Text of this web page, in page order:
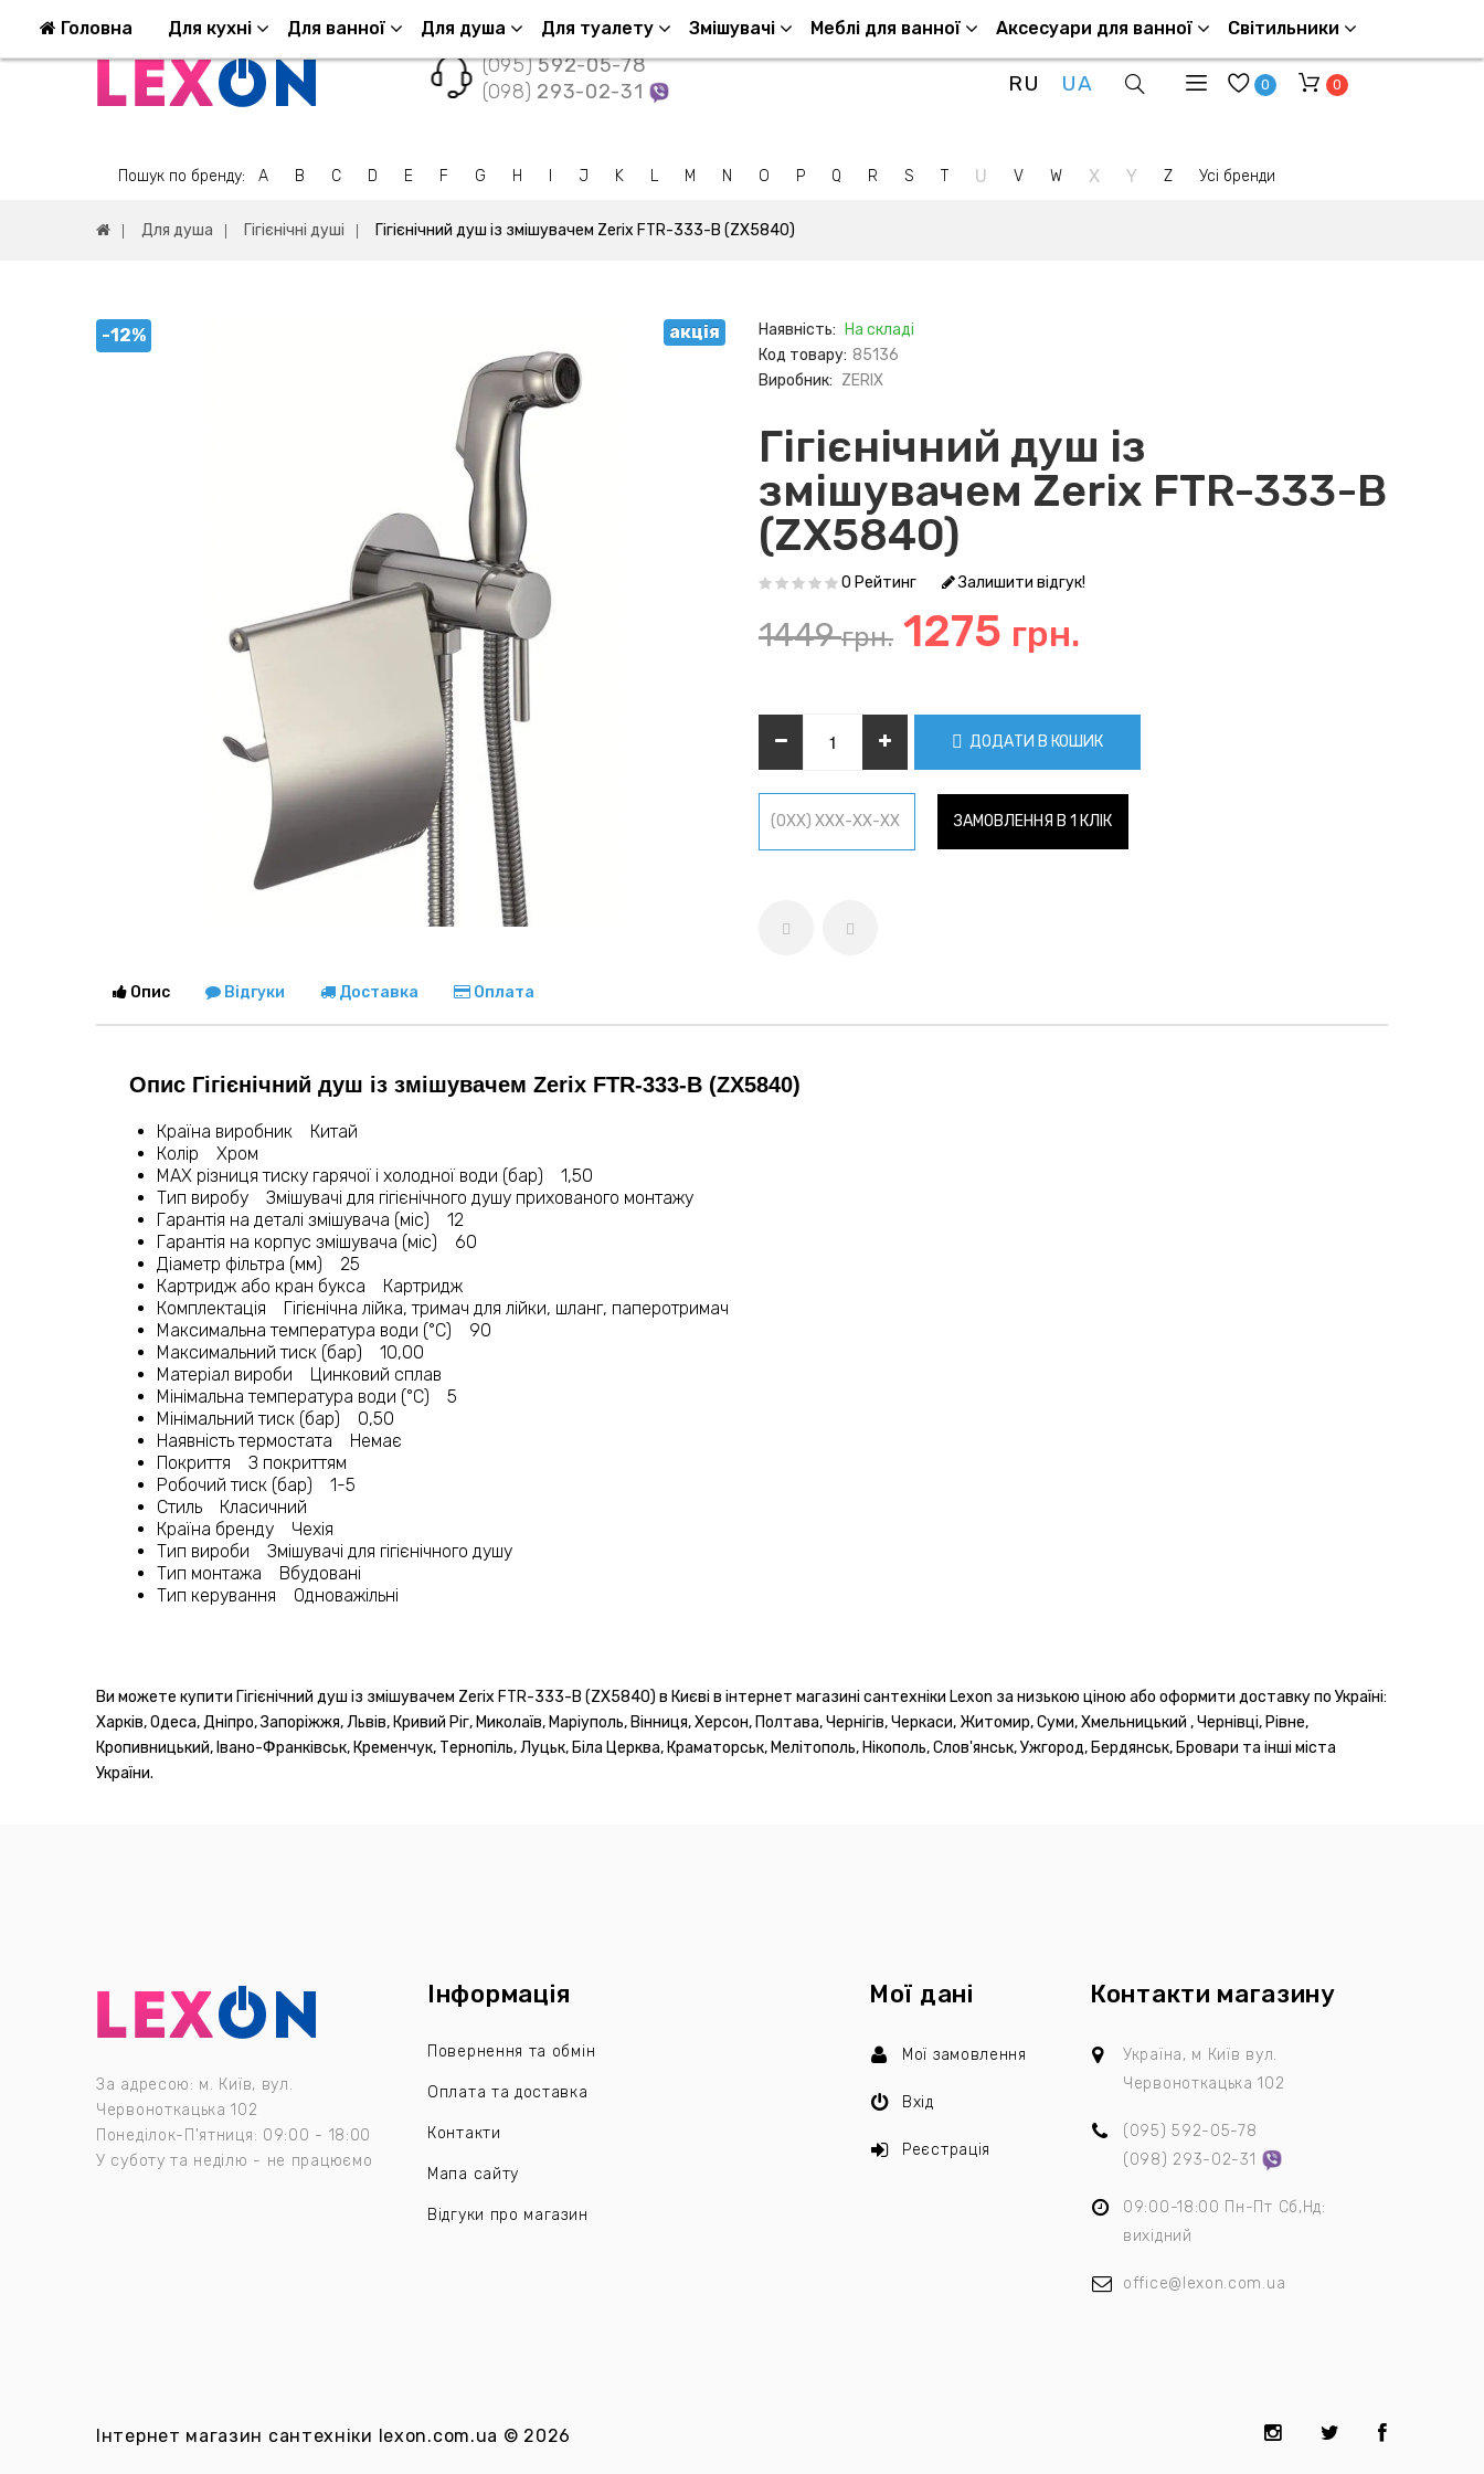
(095)592-05-78
(098) 293-02-31 RU UA 0 0
Головна Для кухні Для ванної Для душа Для туалету Змішувачі Меблі для ванної Аксесуари для ванної Світильники
Пошук по бренду: A B C D E F G H J K L M N O P Q R S T U V W X Y Z Усі бренди
Для душа Гігієнічні душі Гігієнічний душ із змішувачем Zerix FTR-333-B (ZX5840)
-12% акція Наявність:
На складі
Код товару: 85136
Виробник: ZERIX
Гігієнічний душ із
змішувачем Zerix FTR-333-B
(ZX5840)
0 Рейтинг Залишити відгук!
1449грн. 1275 грн.
ДОДАТИ В КОШИК
ЗАМОВЛЕННЯ В 1 КЛІК
Опис Відгуки Доставка Оплата
Опис Гігієнічний душ із змішувачем Zerix FTR-333-B (ZX5840)
Країна виробник Китай
Колір Хром
MAX різниця тиску гарячої і холодної води (бар) 1,50
Тип виробу Змішувачі для гігієнічного душу прихованого монтажу
Гарантія на деталі змішувача (міс) 12
Гарантія на корпус змішувача (міс) 60
Діаметр фільтра (мм) 25
Картридж або кран букса Картридж
Комплектація Гігієнічна лійка, тримач для лійки, шланг, паперотримач
Максимальна температура води (°C) 90
Максимальний тиск (бар) 10,00
Матеріал вироби Цинковий сплав
Мінімальна температура води (°C) 5
Мінімальний тиск (бар) 0,50
Наявність термостата Немає
Покриття З покриттям
Робочий тиск (бар) 1-5
Стиль Класичний
Країна бренду Чехія
Тип вироби Змішувачі для гігієнічного душу
Тип монтажа Вбудовані
Тип керування Одноважільні
Ви можете купити Гігієнічний душ із змішувачем Zerix FTR-333-B (ZX5840) в Києві в інтернет магазині сантехніки Lexon за низькою ціною або оформити доставку по Україні:
Харків, Одеса, Дніпро, Запоріжжя, Львів, Кривий Ріг, Миколаїв, Маріуполь, Вінниця, Херсон, Полтава, Чернігів, Черкаси, Житомир, Суми, Хмельницький , Чернівці, Рівне,
Кропивницький, Івано-Франківськ, Кременчук, Тернопіль, Луцьк, Біла Церква, Краматорськ, Мелітополь, Нікополь, Слов'янськ, Ужгород, Бердянськ, Бровари та інші міста
України.
За адресою: м. Київ, вул.
Червоноткацька 102
Понеділок-П'ятниця: 09:00 - 18:00
У суботу та неділю - не працюємо
Інформація
Повернення та обмін
Оплата та доставка
Контакти
Мапа сайту
Відгуки про магазин
Мої дані
Мої замовлення
Вхід
Реєстрація
Контакти магазину
Україна, м Київ вул.
Червоноткацька 102
(095) 592-05-78
(098) 293-02-31
09:00-18:00 Пн-Пт Сб,Нд:
вихідний
office@lexon.com.ua
Інтернет магазин сантехніки lexon.com.ua © 2026